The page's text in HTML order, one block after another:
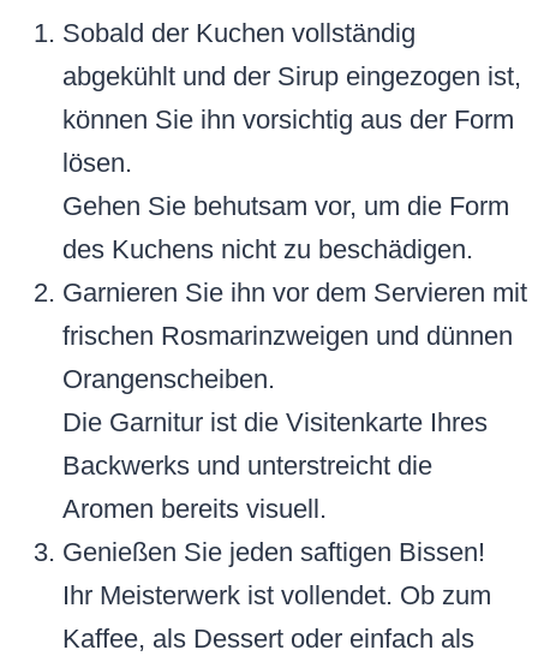
Sobald der Kuchen vollständig
abgekühlt und der Sirup eingezogen ist,
können Sie ihn vorsichtig aus der Form
lösen.
Gehen Sie behutsam vor, um die Form
des Kuchens nicht zu beschädigen.
Garnieren Sie ihn vor dem Servieren mit
frischen Rosmarinzweigen und dünnen
Orangenscheiben.
Die Garnitur ist die Visitenkarte Ihres
Backwerks und unterstreicht die
Aromen bereits visuell.
Genießen Sie jeden saftigen Bissen!
Ihr Meisterwerk ist vollendet. Ob zum
Kaffee, als Dessert oder einfach als